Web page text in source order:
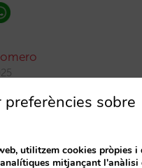
aquest 2024
preferències sobre
utilitzem cookies pròpies i
mitjançant l'anàlisi